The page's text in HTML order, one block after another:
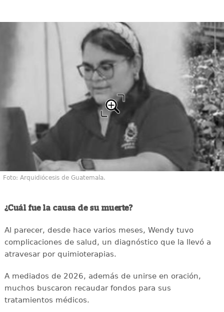
Foto: Arquidiócesis de Guatemala.
¿Cuál fue la causa de su muerte?
Al parecer, desde hace varios meses, Wendy tuvo
complicaciones de salud, un diagnóstico que la llevó a
atravesar por quimioterapias.
A mediados de 2026, además de unirse en oración,
muchos buscaron recaudar fondos para sus
tratamientos médicos.